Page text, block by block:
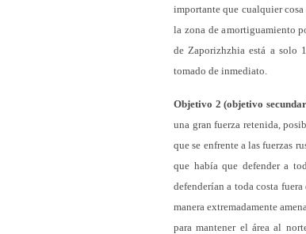
importante que cualquier cosa
la zona de amortiguamiento
de Zaporizhzhia está a solo
tomado de inmediato.
Objetivo 2 (objetivo
una gran fuerza retenida,
que se enfrente a las fuerzas
que había que defender a
defenderían a toda costa
manera extremadamente
para mantener el área al